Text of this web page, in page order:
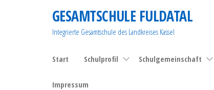
GESAMTSCHULE FULDATAL
Integrierte Gesamtschule des Landkreises Kassel
Start Schulprofil Schulgemeinschaft
Impressum